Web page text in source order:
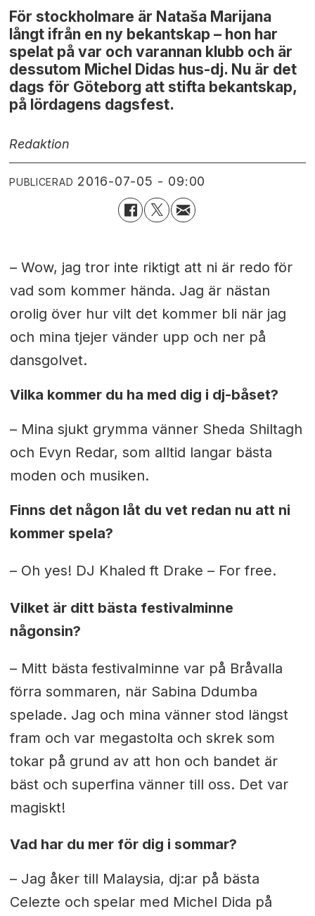
För stockholmare är Nataša Marijana
långt ifrån en ny bekantskap – hon har
spelat på var och varannan klubb och är
dessutom Michel Didas hus-dj. Nu är det
dags för Göteborg att stifta bekantskap,
på lördagens dagsfest.
Redaktion
PUBLICERAD 2016-07-05 - 09:00
– Wow, jag tror inte riktigt att ni är redo för
vad som kommer hända. Jag är nästan
orolig över hur vilt det kommer bli när jag
och mina tjejer vänder upp och ner på
dansgolvet.
Vilka kommer du ha med dig i dj-båset?
– Mina sjukt grymma vänner Sheda Shiltagh
och Evyn Redar, som alltid langar bästa
moden och musiken.
Finns det någon låt du vet redan nu att ni
kommer spela?
– Oh yes! DJ Khaled ft Drake – For free.
Vilket är ditt bästa festivalminne
någonsin?
– Mitt bästa festivalminne var på Bråvalla
förra sommaren, när Sabina Ddumba
spelade. Jag och mina vänner stod längst
fram och var megastolta och skrek som
tokar på grund av att hon och bandet är
bäst och superfina vänner till oss. Det var
magiskt!
Vad har du mer för dig i sommar?
– Jag åker till Malaysia, dj:ar på bästa
Celezte och spelar med Michel Dida på